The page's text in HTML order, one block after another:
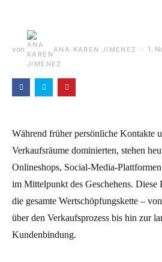
von ANA KAREN JIMENEZ 1.
Während früher persönliche Kontakte
Verkaufsräume dominierten, stehen
Onlineshops, Social-Media-
im Mittelpunkt des Geschehens.
die gesamte Wertschöpfungskette –
über den Verkaufsprozess bis hin zur
Kundenbindung.